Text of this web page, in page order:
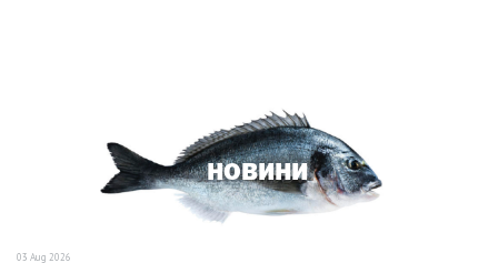
НОВИНИ
03 Aug 2026